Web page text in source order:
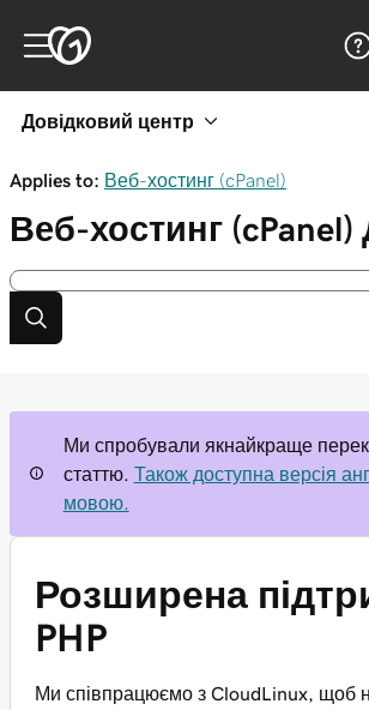
Довідковий центр
Applies to: Веб-хостинг (cPanel)
Веб-хостинг (cPanel)
Ми спробували якнайкраще
статтю. Також доступна версія
мовою.
Розширена
PHP
Ми співпрацюємо з CloudLinux, щоб